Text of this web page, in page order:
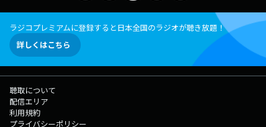
ラジコプレミアムに登録すると日本全国のラジオが聴き放題！
詳しくはこちら
聴取について
配信エリア
利用規約
プライバシーポリシー